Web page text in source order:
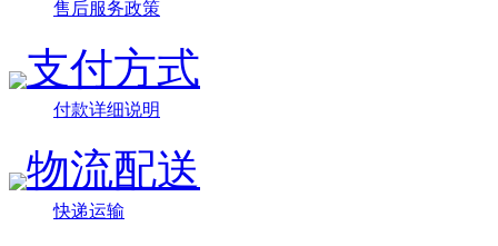
售后服务政策
支付方式
付款详细说明
物流配送
快递运输